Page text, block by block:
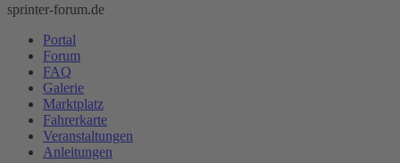
sprinter-forum.de
Portal
Forum
FAQ
Galerie
Marktplatz
Fahrerkarte
Veranstaltungen
Anleitungen